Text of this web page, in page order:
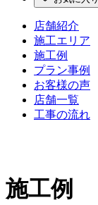
店舗紹介
施工エリア
施工例
プラン事例
お客様の声
店舗一覧
工事の流れ
施工例